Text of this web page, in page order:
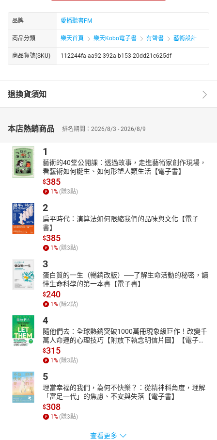
一本說唱工具書。漢霖至今製作演出已逾七千五百場，創作編寫相
聲至1123段，演出足跡遍達全球五大洲六十七個國家，台灣寶島二
百七十八個鄉鎮市，繁榮了寶島台灣的說唱內涵。 漢霖年年開辦
「說唱娃娃兵」研習營，引起廣大熱烈迴響，以相聲手法，讓莘莘
學子在輕鬆、詼諧之中接受藝術薰陶，傳承相聲藝術進校園，落實
中華傳統文化「向下紮根；往上結果」之理念。漢霖的說唱娃娃
01 開場致詞
02 啞巴說話
04 語言醫生
06 亂用成語
07 單口相聲
08 荊軻刺秦王
品牌 愛播聽書FM
商品分類 樂天首頁 樂天Kobo電子書 有聲書 藝術設計
商品貨號(SKU) 112244fa-aa92-392a-b153-20dd21c625df
退換貨須知
本店熱銷商品 排名期間：2026/8/3 - 2026/8/9
1
藝術的40堂公開課：透過故事，走進藝術家創作現場，
看藝術如何誕生、如何形塑人類生活【電子書】
$385
1 % (賺3點)
2
扁平時代：演算法如何限縮我們的品味與文化【電子
書】
$385
1 % (賺3點)
3
蛋白質的一生（暢銷改版）──了解生命活動的秘密，讀
懂生命科學的第一本書【電子書】
$240
1 % (賺2點)
4
隨他們去：全球熱銷突破1000萬冊現象級巨作！改變千
萬人命運的心理技巧【附放下執念明信片圖】【電子
書】
$315
1 % (賺3點)
5
理當幸福的我們，為何不快樂？：從精神科角度，理解
「富足一代」的焦慮、不安與失落【電子書】
$308
1 % (賺3點)
查看更多